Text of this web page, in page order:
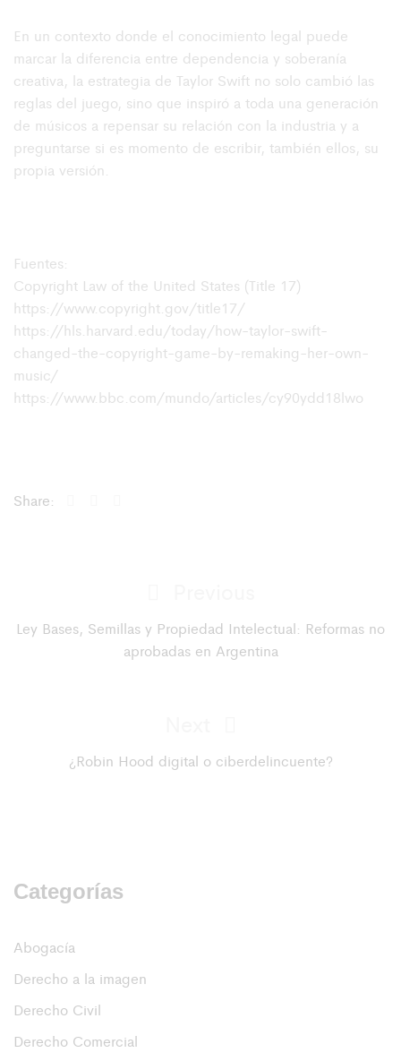
En un contexto donde el conocimiento legal puede
marcar la diferencia entre dependencia y soberanía
creativa, la estrategia de Taylor Swift no solo cambió las
reglas del juego, sino que inspiró a toda una generación
de músicos a repensar su relación con la industria y a
preguntarse si es momento de escribir, también ellos, su
propia versión.
Fuentes:
Copyright Law of the United States (Title 17)
https://www.copyright.gov/title17/
https://hls.harvard.edu/today/how-taylor-swift-
changed-the-copyright-game-by-remaking-her-own-
music/
https://www.bbc.com/mundo/articles/cy90ydd18lwo
Share:
navigation
Post
Ley Bases, Semillas y Propiedad Intelectual: Reformas no
aprobadas en Argentina
Post
¿Robin Hood digital o ciberdelincuente?
Categorías
Abogacía
Derecho a la imagen
Derecho Civil
Derecho Comercial